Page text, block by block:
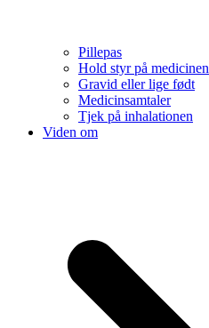
Pillepas
Hold styr på medicinen
Gravid eller lige født
Medicinsamtaler
Tjek på inhalationen
Viden om